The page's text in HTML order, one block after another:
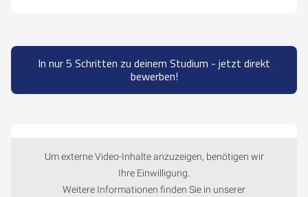
In nur 5 Schritten zu deinem Studium - jetzt direkt
bewerben!
Um externe Video-Inhalte anzuzeigen, benötigen wir
Ihre Einwilligung.
Weitere Informationen finden Sie in unserer